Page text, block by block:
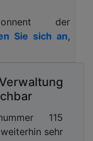
Sensorik
KI-gestützte
oder gezielt
– weitgehend
den hohen
der
Sie sich an,
115
sehr